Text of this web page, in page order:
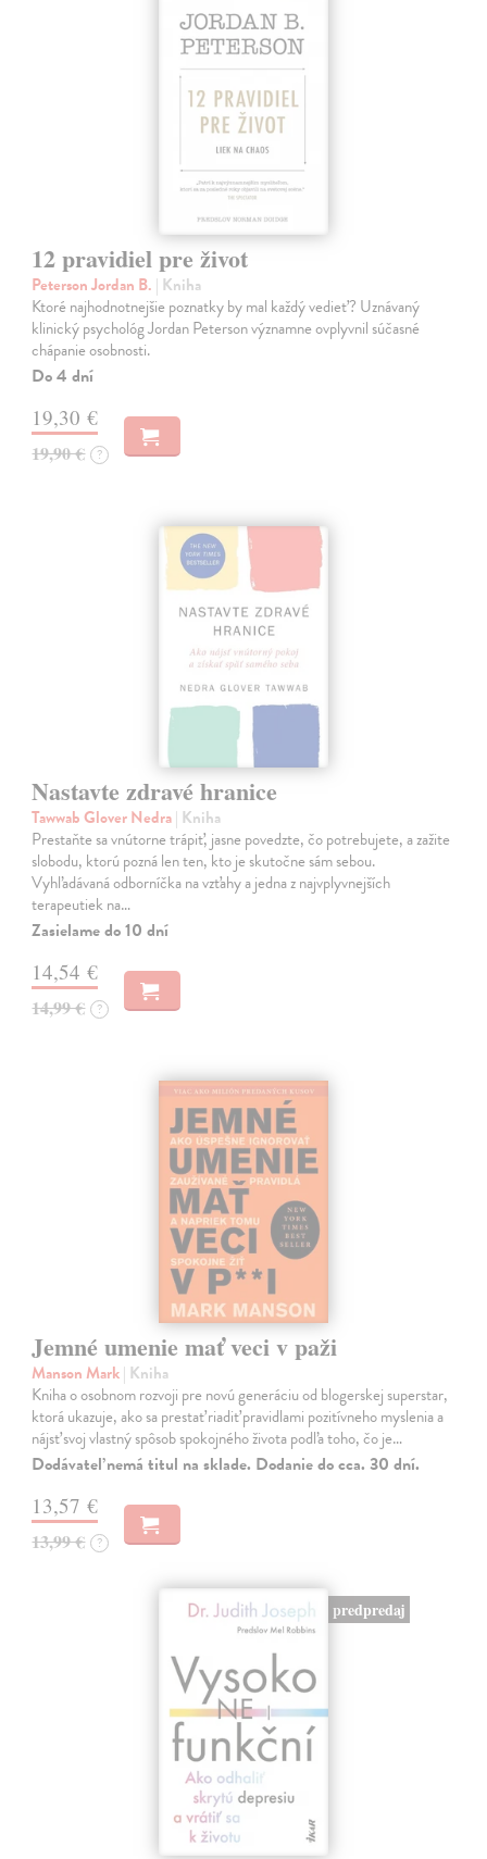
12 pravidiel pre život
Peterson Jordan B. | Kniha
Ktoré najhodnotnejšie poznatky by mal každý vedieť? Uznávaný
klinický psychológ Jordan Peterson významne ovplyvnil súčasné
chápanie osobnosti.
Do 4 dní
19,30 €
19,90 € ?
Nastavte zdravé hranice
Tawwab Glover Nedra| Kniha
Prestaňte sa vnútorne trápiť, jasne povedzte, čo potrebujete, a zažite
slobodu, ktorú pozná len ten, kto je skutočne sám sebou.
Vyhľadávaná odborníčka na vzťahy a jedna z najvplyvnejších
terapeutiek na…
Zasielame do 10 dní
14,54 €
14,99 € ?
Jemné umenie mať veci v paži
Manson Mark| Kniha
Kniha o osobnom rozvoji pre novú generáciu od blogerskej superstar,
ktorá ukazuje, ako sa prestať riadiť pravidlami pozitívneho myslenia a
nájsť svoj vlastný spôsob spokojného života podľa toho, čo je…
Dodávateľ nemá titul na sklade. Dodanie do cca. 30 dní.
13,57 €
13,99 € ?
predpredaj